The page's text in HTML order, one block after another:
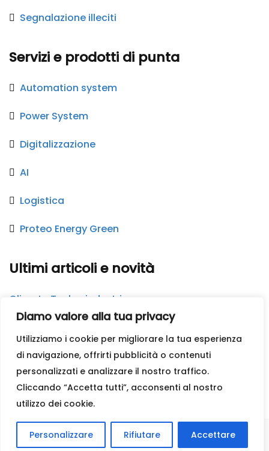
Diamo valore alla tua privacy
Utilizziamo i cookie per migliorare la tua esperienza
di navigazione, offrirti pubblicità o contenuti
personalizzati e analizzare il nostro traffico.
Cliccando “Accetta tutti”, acconsenti al nostro
utilizzo dei cookie.
Personalizzare Rifiutare Accettare
Segnalazione illeciti
Servizi e prodotti di punta
Automation system
Power System
Digitalizzazione
AI
Logistica
Proteo Energy Green
Ultimi articoli e novità
Climate Tech e industria
Intelligenza artificiale applicata ai servizi industriali
Sistemi avanzati di accumulo energetico
Proteo Engineering a KEY 2024
Proteo Engineering srl. Tutti i diritti riservati.